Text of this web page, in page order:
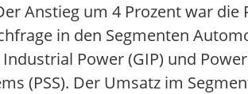
Anstieg um 4 Prozent war die
in den Segmenten
Industrial Power (GIP) und
(PSS). Der Umsatz im